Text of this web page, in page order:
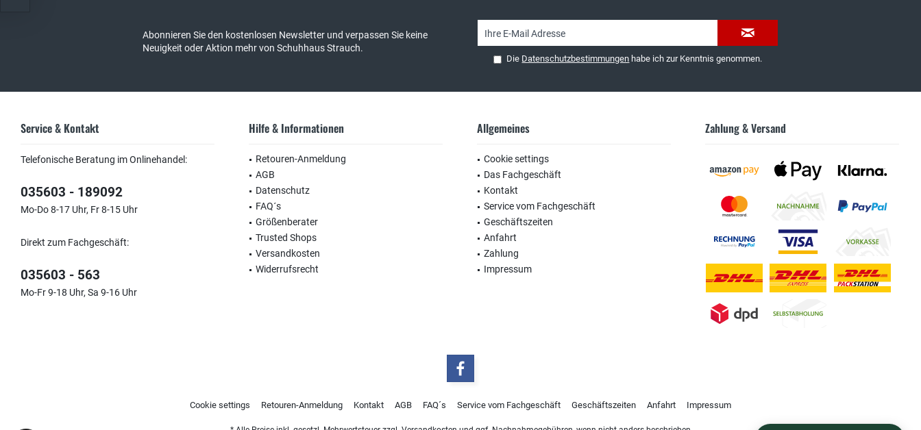
Abonnieren Sie den kostenlosen Newsletter und verpassen Sie keine
Neuigkeit oder Aktion mehr von Schuhhaus Strauch.
Die Datenschutzbestimmungen habe ich zur Kenntnis genommen.
Service & Kontakt
Telefonische Beratung im Onlinehandel:
035603 - 189092
Mo-Do 8-17 Uhr, Fr 8-15 Uhr
Direkt zum Fachgeschäft:
035603 - 563
Mo-Fr 9-18 Uhr, Sa 9-16 Uhr
Hilfe & Informationen
Retouren-Anmeldung
AGB
Datenschutz
FAQ´s
Größenberater
Trusted Shops
Versandkosten
Widerrufsrecht
Allgemeines
Cookie settings
Das Fachgeschäft
Kontakt
Service vom Fachgeschäft
Geschäftszeiten
Anfahrt
Zahlung
Impressum
Zahlung & Versand
Cookie settings Retouren-Anmeldung Kontakt AGB FAQ´s Service vom Fachgeschäft Geschäftszeiten Anfahrt Impressum